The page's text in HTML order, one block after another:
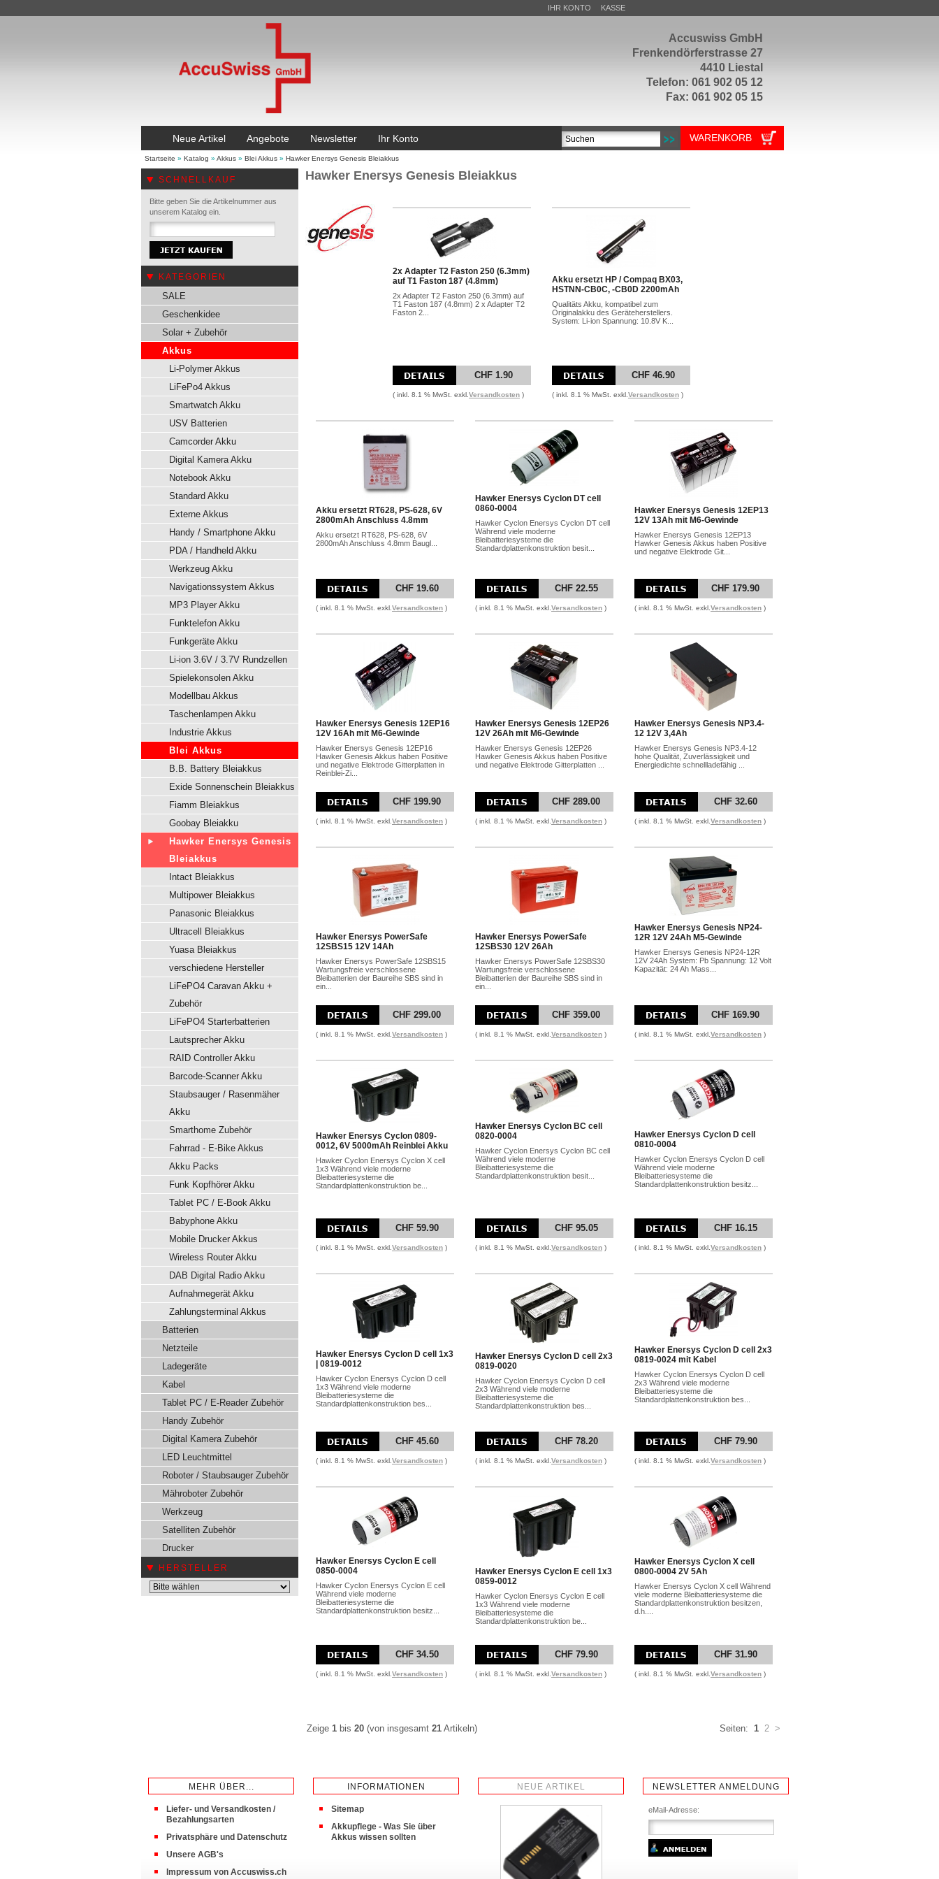
Accuswiss GmbH
Frenkendörferstrasse 27
4410 Liestal
Telefon: 061 902 05 12
Fax: 061 902 05 15
IHR KONTO KASSE
Neue Artikel Angebote Newsletter Ihr Konto WARENKORB
Startseite » Katalog » Akkus » Blei Akkus » Hawker Enersys Genesis Bleiakkus
SCHNELLKAUF
Bitte geben Sie die Artikelnummer aus
unserem Katalog ein.
KATEGORIEN
SALE
Geschenkidee
Solar + Zubehör
Akkus
Li-Polymer Akkus
LiFePo4 Akkus
Smartwatch Akku
USV Batterien
Camcorder Akku
Digital Kamera Akku
Notebook Akku
Standard Akku
Externe Akkus
Handy / Smartphone Akku
PDA / Handheld Akku
Werkzeug Akku
Navigationssystem Akkus
MP3 Player Akku
Funktelefon Akku
Funkgeräte Akku
Li-ion 3.6V / 3.7V Rundzellen
Spielekonsolen Akku
Modellbau Akkus
Taschenlampen Akku
Industrie Akkus
Blei Akkus
B.B. Battery Bleiakkus
Exide Sonnenschein Bleiakkus
Fiamm Bleiakkus
Goobay Bleiakku
Hawker Enersys Genesis
Bleiakkus
Intact Bleiakkus
Multipower Bleiakkus
Panasonic Bleiakkus
Ultracell Bleiakkus
Yuasa Bleiakkus
verschiedene Hersteller
LiFePO4 Caravan Akku +
Zubehör
LiFePO4 Starterbatterien
Lautsprecher Akku
RAID Controller Akku
Barcode-Scanner Akku
Staubsauger / Rasenmäher
Akku
Smarthome Zubehör
Fahrrad - E-Bike Akkus
Akku Packs
Funk Kopfhörer Akku
Tablet PC / E-Book Akku
Babyphone Akku
Mobile Drucker Akkus
Wireless Router Akku
DAB Digital Radio Akku
Aufnahmegerät Akku
Zahlungsterminal Akkus
Batterien
Netzteile
Ladegeräte
Kabel
Tablet PC / E-Reader Zubehör
Handy Zubehör
Digital Kamera Zubehör
LED Leuchtmittel
Roboter / Staubsauger Zubehör
Mähroboter Zubehör
Werkzeug
Satelliten Zubehör
Drucker
HERSTELLER
Hawker Enersys Genesis Bleiakkus
2x Adapter T2 Faston 250 (6.3mm)
auf T1 Faston 187 (4.8mm)
2x Adapter T2 Faston 250 (6.3mm) auf
T1 Faston 187 (4.8mm) 2 x Adapter T2
Faston 2...
CHF 1.90
( inkl. 8.1 % MwSt. exkl. Versandkosten )
Akku ersetzt HP / Compaq BX03,
HSTNN-CB0C, -CB0D 2200mAh
Qualitäts Akku, kompatibel zum
Originalakku des Geräteherstellers.
System: Li-ion Spannung: 10.8V K...
CHF 46.90
( inkl. 8.1 % MwSt. exkl. Versandkosten )
Akku ersetzt RT628, PS-628, 6V
2800mAh Anschluss 4.8mm
Akku ersetzt RT628, PS-628, 6V
2800mAh Anschluss 4.8mm Baugl...
CHF 19.60
( inkl. 8.1 % MwSt. exkl. Versandkosten )
Hawker Enersys Cyclon DT cell
0860-0004
Hawker Cyclon Enersys Cyclon DT cell
Während viele moderne
Bleibatteriesysteme die
Standardplattenkonstruktion besit...
CHF 22.55
( inkl. 8.1 % MwSt. exkl. Versandkosten )
Hawker Enersys Genesis 12EP13
12V 13Ah mit M6-Gewinde
Hawker Enersys Genesis 12EP13
Hawker Genesis Akkus haben Positive
und negative Elektrode Git...
CHF 179.90
( inkl. 8.1 % MwSt. exkl. Versandkosten )
Hawker Enersys Genesis 12EP16
12V 16Ah mit M6-Gewinde
Hawker Enersys Genesis 12EP16
Hawker Genesis Akkus haben Positive
und negative Elektrode Gitterplatten in
Reinblei-Zi...
CHF 199.90
( inkl. 8.1 % MwSt. exkl. Versandkosten )
Hawker Enersys Genesis 12EP26
12V 26Ah mit M6-Gewinde
Hawker Enersys Genesis 12EP26
Hawker Genesis Akkus haben Positive
und negative Elektrode Gitterplatten ...
CHF 289.00
( inkl. 8.1 % MwSt. exkl. Versandkosten )
Hawker Enersys Genesis NP3.4-
12 12V 3,4Ah
Hawker Enersys Genesis NP3.4-12
hohe Qualität, Zuverlässigkeit und
Energiedichte schnellladefähig ...
CHF 32.60
( inkl. 8.1 % MwSt. exkl. Versandkosten )
Hawker Enersys PowerSafe
12SBS15 12V 14Ah
Hawker Enersys PowerSafe 12SBS15
Wartungsfreie verschlossene
Bleibatterien der Baureihe SBS sind in
ein...
CHF 299.00
( inkl. 8.1 % MwSt. exkl. Versandkosten )
Hawker Enersys PowerSafe
12SBS30 12V 26Ah
Hawker Enersys PowerSafe 12SBS30
Wartungsfreie verschlossene
Bleibatterien der Baureihe SBS sind in
ein...
CHF 359.00
( inkl. 8.1 % MwSt. exkl. Versandkosten )
Hawker Enersys Genesis NP24-
12R 12V 24Ah M5-Gewinde
Hawker Enersys Genesis NP24-12R
12V 24Ah System: Pb Spannung: 12 Volt
Kapazität: 24 Ah Mass...
CHF 169.90
( inkl. 8.1 % MwSt. exkl. Versandkosten )
Hawker Enersys Cyclon 0809-
0012, 6V 5000mAh Reinblei Akku
Hawker Cyclon Enersys Cyclon X cell
1x3 Während viele moderne
Bleibatteriesysteme die
Standardplattenkonstruktion be...
CHF 59.90
( inkl. 8.1 % MwSt. exkl. Versandkosten )
Hawker Enersys Cyclon BC cell
0820-0004
Hawker Cyclon Enersys Cyclon BC cell
Während viele moderne
Bleibatteriesysteme die
Standardplattenkonstruktion besit...
CHF 95.05
( inkl. 8.1 % MwSt. exkl. Versandkosten )
Hawker Enersys Cyclon D cell
0810-0004
Hawker Cyclon Enersys Cyclon D cell
Während viele moderne
Bleibatteriesysteme die
Standardplattenkonstruktion besitz...
CHF 16.15
( inkl. 8.1 % MwSt. exkl. Versandkosten )
Hawker Enersys Cyclon D cell 1x3
| 0819-0012
Hawker Cyclon Enersys Cyclon D cell
1x3 Während viele moderne
Bleibatteriesysteme die
Standardplattenkonstruktion bes...
CHF 45.60
( inkl. 8.1 % MwSt. exkl. Versandkosten )
Hawker Enersys Cyclon D cell 2x3
0819-0020
Hawker Cyclon Enersys Cyclon D cell
2x3 Während viele moderne
Bleibatteriesysteme die
Standardplattenkonstruktion bes...
CHF 78.20
( inkl. 8.1 % MwSt. exkl. Versandkosten )
Hawker Enersys Cyclon D cell 2x3
0819-0024 mit Kabel
Hawker Cyclon Enersys Cyclon D cell
2x3 Während viele moderne
Bleibatteriesysteme die
Standardplattenkonstruktion bes...
CHF 79.90
( inkl. 8.1 % MwSt. exkl. Versandkosten )
Hawker Enersys Cyclon E cell
0850-0004
Hawker Cyclon Enersys Cyclon E cell
Während viele moderne
Bleibatteriesysteme die
Standardplattenkonstruktion besitz...
CHF 34.50
( inkl. 8.1 % MwSt. exkl. Versandkosten )
Hawker Enersys Cyclon E cell 1x3
0859-0012
Hawker Cyclon Enersys Cyclon E cell
1x3 Während viele moderne
Bleibatteriesysteme die
Standardplattenkonstruktion be...
CHF 79.90
( inkl. 8.1 % MwSt. exkl. Versandkosten )
Hawker Enersys Cyclon X cell
0800-0004 2V 5Ah
Hawker Enersys Cyclon X cell Während
viele moderne Bleibatteriesysteme die
Standardplattenkonstruktion besitzen,
d.h....
CHF 31.90
( inkl. 8.1 % MwSt. exkl. Versandkosten )
Zeige 1 bis 20 (von insgesamt 21 Artikeln) Seiten: 1 2 >
MEHR ÜBER...
Liefer- und Versandkosten /
Bezahlungsarten
Privatsphäre und Datenschutz
Unsere AGB's
Impressum von Accuswiss.ch
INFORMATIONEN
Sitemap
Akkupflege - Was Sie über
Akkus wissen sollten
NEUE ARTIKEL NEWSLETTER ANMELDUNG
eMail-Adresse: